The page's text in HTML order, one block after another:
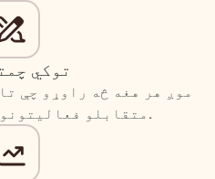
توکي
موږ هر هغه څه راوړو چې
متقابلو فعالیتونو لپاره اړتیا لرئ.